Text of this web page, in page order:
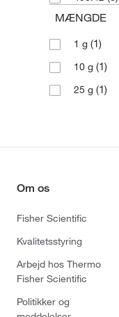
MÆNGDE
1 g (1)
10 g (1)
25 g (1)
Om os
Fisher Scientific
Kvalitetsstyring
Arbejd hos Thermo
Fisher Scientific
Politikker og